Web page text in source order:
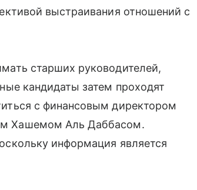
выстраивания отношений с
старших руководителей,
кандидаты затем проходят
с финансовым директором
Хашемом Аль Даббасом.
информация является